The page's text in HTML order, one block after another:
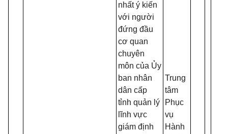
nhất ý kiến
với người
đứng đầu
cơ quan
chuyên
môn của Ủy
ban nhân
dân cấp
tỉnh quản lý
lĩnh vực
giám định
Trung
tâm
Phục
vụ
Hành